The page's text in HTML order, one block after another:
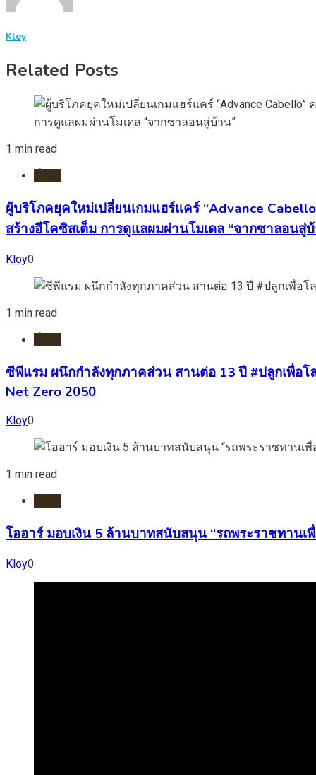
Kloy
Related Posts
1 min read
ผู้บริโภคยุคใหม่เปลี่ยนเกมแฮร์แคร์ “Advance
สร้างอีโคซิสเต็ม การดูแลผมผ่านโมเดล “จากซาลอนสู่
Kloy0
1 min read
ซีพีแรม ผนึกกำลังทุกภาคส่วน สานต่อ 13 ปี #ปลูกเพื่อ
Net Zero 2050
Kloy0
1 min read
โออาร์ มอบเงิน 5 ล้านบาทสนับสนุน “รถพระราชทานเ
Kloy0